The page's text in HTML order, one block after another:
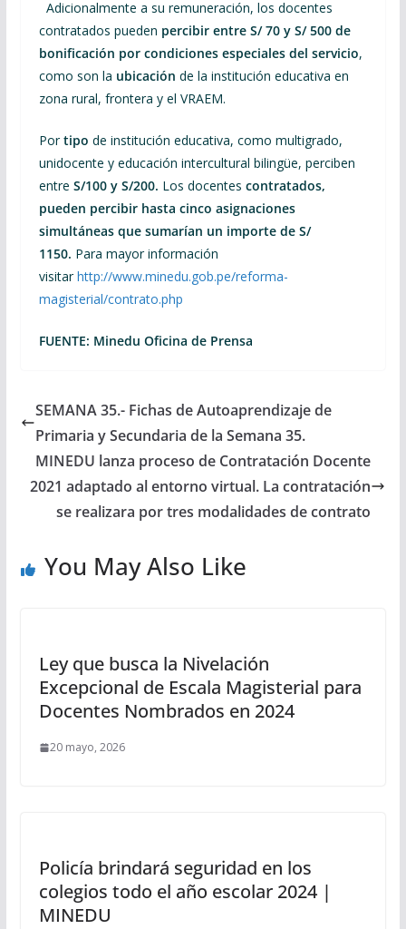
Adicionalmente a su remuneración, los docentes
contratados pueden percibir entre S/ 70 y S/ 500 de
bonificación por condiciones especiales del servicio,
como son la ubicación de la institución educativa en
zona rural, frontera y el VRAEM.
Portipo de institución educativa, como multigrado,
unidocente y educación intercultural bilingüe, perciben
entre S/100 y S/200. Los docentes contratados,
pueden percibir hasta cinco asignaciones
simultáneas que sumarían un importe de S/
1150. Para mayor información
visitarhttp://www.minedu.gob.pe/reforma-
magisterial/contrato.php
FUENTE: Minedu Oficina de Prensa
SEMANA 35.- Fichas de Autoaprendizaje de
Primaria y Secundaria de la Semana 35.
MINEDU lanza proceso de Contratación Docente
2021 adaptado al entorno virtual. La contratación
se realizara por tres modalidades de contrato
You May Also Like
Ley que busca la Nivelación
Excepcional de Escala Magisterial para
Docentes Nombrados en 2024
20 mayo, 2026
Policía brindará seguridad en los
colegios todo el año escolar 2024 |
MINEDU